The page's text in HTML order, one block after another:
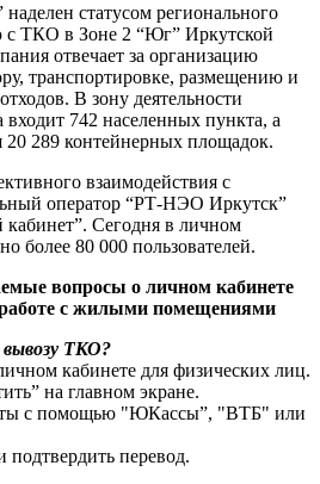
статусом регионального
с ТКО в Зоне 2 “Юг” Иркутской
отвечает за организацию
транспортировке, размещению и
В зону деятельности
входит 742 населенных пункта, а
289 контейнерных площадок.
взаимодействия с
оператор “РТ-НЭО Иркутск”
Сегодня в личном
более 80 000 пользователей.
вопросы о личном кабинете
с жилыми помещениями
вывозу ТКО?
кабинете для физических лиц.
на главном экране.
с помощью "ЮКассы”, "ВТБ" или
перевод.